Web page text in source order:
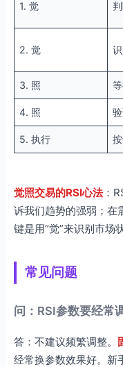
1. 觉
2. 觉
3. 照
4. 照
5. 执行
觉照交易的RSI心法：
诉我们趋势的强弱；在
键是用“觉”来识别市场
常见问题
问：RSI参数要经常
答：不建议频繁调整。
经常换参数效果好。新